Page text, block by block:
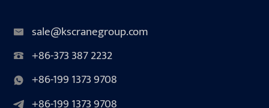
sale@kscranegroup.com
+86-373 387 2232
+86-199 1373 9708
+86-199 1373 9708